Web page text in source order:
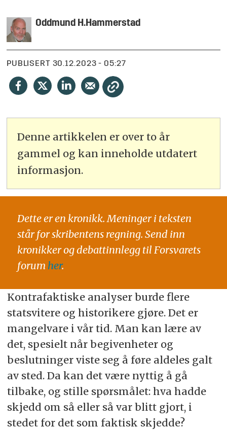
Oddmund H.Hammerstad
PUBLISERT 30.12.2023 - 05:27
Denne artikkelen er over to år
gammel og kan inneholde utdatert
informasjon.
Dette er en kronikk. Meninger i teksten
står for skribentens regning. Send inn
kronikker og debattinnlegg til Forsvarets
forum her.
Kontrafaktiske analyser burde flere
statsvitere og historikere gjøre. Det er
mangelvare i vår tid. Man kan lære av
det, spesielt når begivenheter og
beslutninger viste seg å føre aldeles galt
av sted. Da kan det være nyttig å gå
tilbake, og stille spørsmålet: hva hadde
skjedd om så eller så var blitt gjort, i
stedet for det som faktisk skjedde?